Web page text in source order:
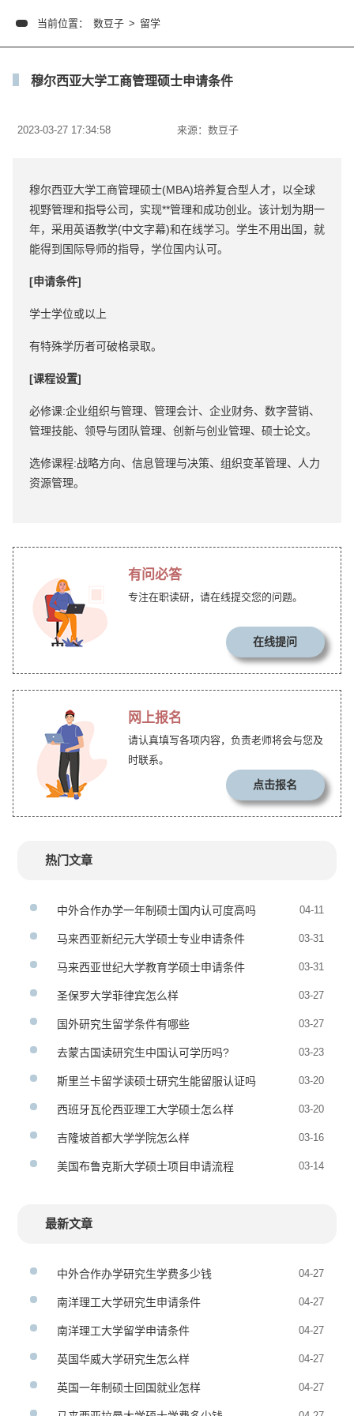
当前位置： 数豆子 > 留学
穆尔西亚大学工商管理硕士申请条件
2023-03-27 17:34:58 来源： 数豆子
穆尔西亚大学工商管理硕士(MBA)培养复合型人才，以全球
视野管理和指导公司，实现**管理和成功创业。该计划为期一
年，采用英语教学(中文字幕)和在线学习。学生不用出国，就
能得到国际导师的指导，学位国内认可。
[申请条件]
学士学位或以上
有特殊学历者可破格录取。
[课程设置]
必修课:企业组织与管理、管理会计、企业财务、数字营销、
管理技能、领导与团队管理、创新与创业管理、硕士论文。
选修课程:战略方向、信息管理与决策、组织变革管理、人力
资源管理。
有问必答
专注在职读研，请在线提交您的问题。
在线提问
网上报名
请认真填写各项内容，负责老师将会与您及
时联系。
点击报名
热门文章
中外合作办学一年制硕士国内认可度高吗 04-11
马来西亚新纪元大学硕士专业申请条件 03-31
马来西亚世纪大学教育学硕士申请条件 03-31
圣保罗大学菲律宾怎么样 03-27
国外研究生留学条件有哪些 03-27
去蒙古国读研究生中国认可学历吗? 03-23
斯里兰卡留学读硕士研究生能留服认证吗 03-20
西班牙瓦伦西亚理工大学硕士怎么样 03-20
吉隆坡首都大学学院怎么样 03-16
美国布鲁克斯大学硕士项目申请流程 03-14
最新文章
中外合作办学研究生学费多少钱 04-27
南洋理工大学研究生申请条件 04-27
南洋理工大学留学申请条件 04-27
英国华威大学研究生怎么样 04-27
英国一年制硕士回国就业怎样 04-27